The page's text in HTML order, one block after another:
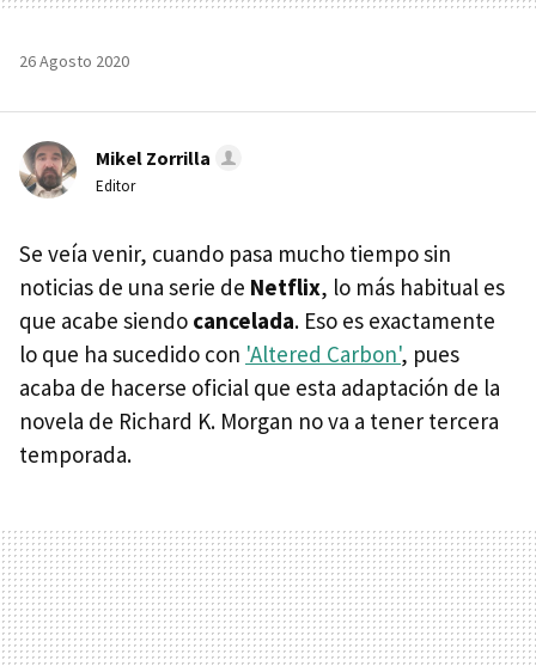
26 Agosto 2020
Mikel Zorrilla
Editor
Se veía venir, cuando pasa mucho tiempo sin
noticias de una serie de Netflix, lo más habitual es
que acabe siendo cancelada. Eso es exactamente
lo que ha sucedido con 'Altered Carbon', pues
acaba de hacerse oficial que esta adaptación de la
novela de Richard K. Morgan no va a tener tercera
temporada.